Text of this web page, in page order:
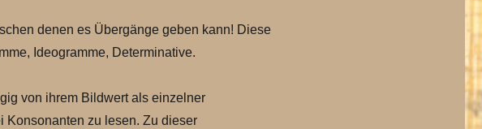
denen es Übergänge geben kann! Diese
Ideogramme, Determinative.
von ihrem Bildwert als einzelner
Konsonanten zu lesen. Zu dieser